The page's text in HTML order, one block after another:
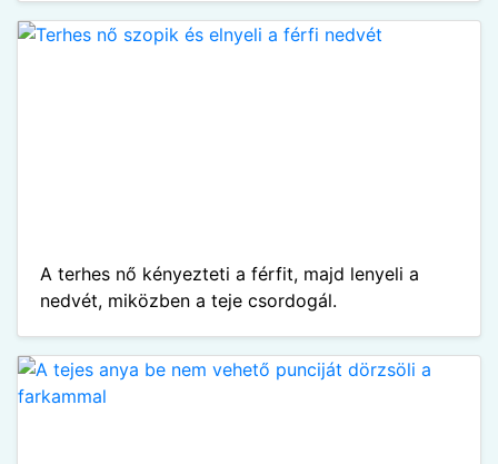
A terhes nő kényezteti a férfit, majd lenyeli a
nedvét, miközben a teje csordogál.